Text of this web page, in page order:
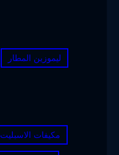
ليموزين المطار
مكيفات الاسبليت